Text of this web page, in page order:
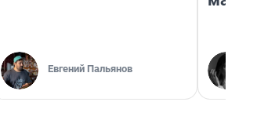
Евгений Пальянов